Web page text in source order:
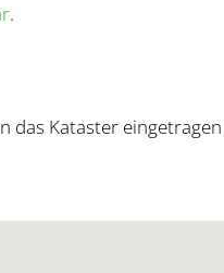
.
das Kataster